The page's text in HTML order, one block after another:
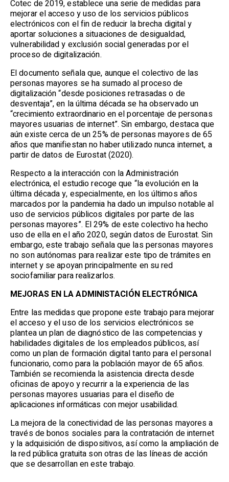
Cotec de 2019, establece una serie de medidas para
mejorar el acceso y uso de los servicios públicos
electrónicos con el fin de reducir la brecha digital y
aportar soluciones a situaciones de desigualdad,
vulnerabilidad y exclusión social generadas por el
proceso de digitalización.
El documento señala que, aunque el colectivo de las
personas mayores se ha sumado al proceso de
digitalización “desde posiciones retrasadas o de
desventaja”, en la última década se ha observado un
“crecimiento extraordinario en el porcentaje de personas
mayores usuarias de internet”. Sin embargo, destaca que
aún existe cerca de un 25% de personas mayores de 65
años que manifiestan no haber utilizado nunca internet, a
partir de datos de Eurostat (2020).
Respecto a la interacción con la Administración
electrónica, el estudio recoge que “la evolución en la
última década y, especialmente, en los últimos años
marcados por la pandemia ha dado un impulso notable al
uso de servicios públicos digitales por parte de las
personas mayores”. El 29% de este colectivo ha hecho
uso de ella en el año 2020, según datos de Eurostat. Sin
embargo, este trabajo señala que las personas mayores
no son autónomas para realizar este tipo de trámites en
internet y se apoyan principalmente en su red
sociofamiliar para realizarlos.
MEJORAS EN LA ADMINISTACIÓN ELECTRÓNICA
Entre las medidas que propone este trabajo para mejorar
el acceso y el uso de los servicios electrónicos se
plantea un plan de diagnóstico de las competencias y
habilidades digitales de los empleados públicos, así
como un plan de formación digital tanto para el personal
funcionario, como para la población mayor de 65 años.
También se recomienda la asistencia directa desde
oficinas de apoyo y recurrir a la experiencia de las
personas mayores usuarias para el diseño de
aplicaciones informáticas con mejor usabilidad.
La mejora de la conectividad de las personas mayores a
través de bonos sociales para la contratación de internet
y la adquisición de dispositivos, así como la ampliación de
la red pública gratuita son otras de las líneas de acción
que se desarrollan en este trabajo.